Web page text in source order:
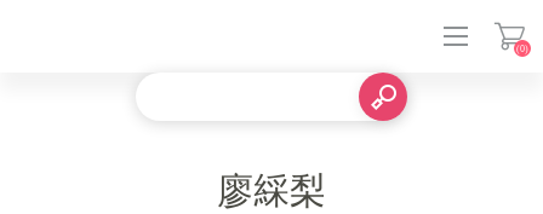
(0)
廖綵梨